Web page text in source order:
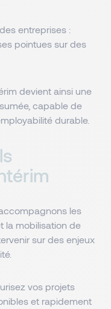
entreprises :
pointues sur des
devient ainsi une
capable de
durable.
les
la mobilisation de
sur des enjeux
vos projets
et rapidement